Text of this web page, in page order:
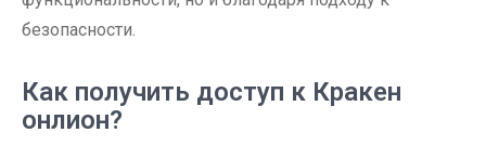
безопасности.
Как получить доступ к Кракен
онлион?